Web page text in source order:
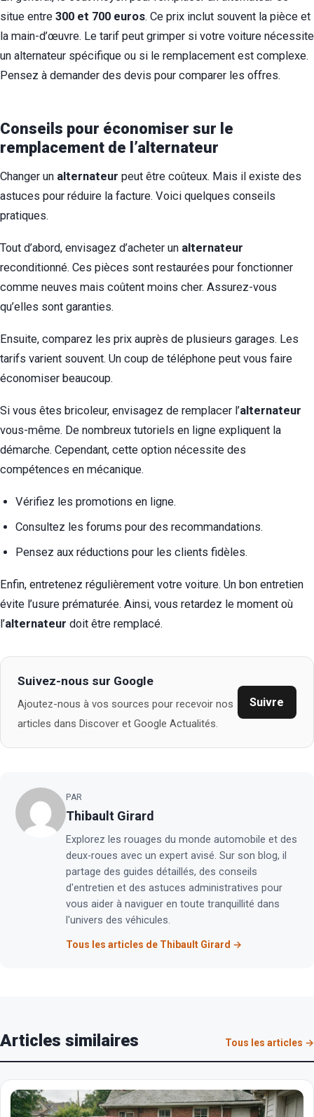
situe entre 300 et 700 euros. Ce prix inclut souvent la pièce et
la main-d’œuvre. Le tarif peut grimper si votre voiture nécessite
un alternateur spécifique ou si le remplacement est complexe.
Pensez à demander des devis pour comparer les offres.
Conseils pour économiser sur le
remplacement de l’alternateur
Changer un alternateur peut être coûteux. Mais il existe des
astuces pour réduire la facture. Voici quelques conseils
pratiques.
Tout d’abord, envisagez d’acheter un alternateur
reconditionné. Ces pièces sont restaurées pour fonctionner
comme neuves mais coûtent moins cher. Assurez-vous
qu’elles sont garanties.
Ensuite, comparez les prix auprès de plusieurs garages. Les
tarifs varient souvent. Un coup de téléphone peut vous faire
économiser beaucoup.
Si vous êtes bricoleur, envisagez de remplacer l’alternateur
vous-même. De nombreux tutoriels en ligne expliquent la
démarche. Cependant, cette option nécessite des
compétences en mécanique.
Vérifiez les promotions en ligne.
Consultez les forums pour des recommandations.
Pensez aux réductions pour les clients fidèles.
Enfin, entretenez régulièrement votre voiture. Un bon entretien
évite l’usure prématurée. Ainsi, vous retardez le moment où
l’alternateur doit être remplacé.
Suivez-nous sur Google
Ajoutez-nous à vos sources pour recevoir nos
articles dans Discover et Google Actualités.
Suivre
PAR
Thibault Girard
Explorez les rouages du monde automobile et des
deux-roues avec un expert avisé. Sur son blog, il
partage des guides détaillés, des conseils
d'entretien et des astuces administratives pour
vous aider à naviguer en toute tranquillité dans
l'univers des véhicules.
Tous les articles de Thibault Girard →
Articles similaires Tous les articles →